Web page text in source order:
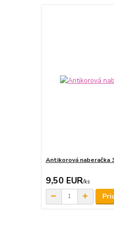
Antikorová naberačka
9,50 EUR/ks